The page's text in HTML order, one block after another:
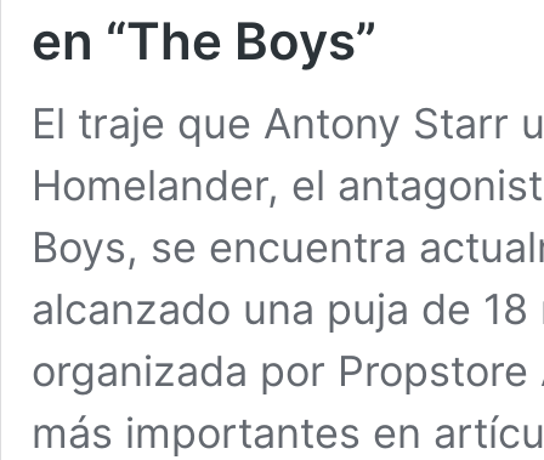
en “The Boys”
El traje que Antony Starr
Homelander, el
Boys, se encuentra
alcanzado una puja de
organizada por
más importantes en